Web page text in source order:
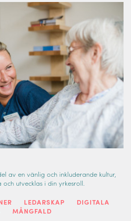
av en vänlig och inkluderande kultur,
utvecklas i din yrkesroll.
LEDARSKAP
DIGITALA
MÅNGFALD